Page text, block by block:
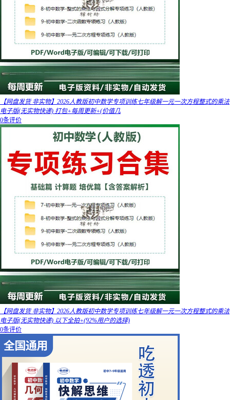
【网盘发货 非实物】2026人教版初中数学专项训练七年级解一元一次方程整式的乘法
电子版(无实物快递) 打包+每周更新+(价值几
0条评价
【网盘发货 非实物】2026人教版初中数学专项训练七年级解一元一次方程整式的乘法
电子版(无实物快递) 以下全拍+(92%用户的选择)
0条评价